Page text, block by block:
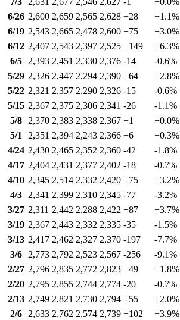
6/26 2,600 2,659 2,565 2,628 +28 +1.1%
6/19 2,543 2,665 2,478 2,600 +75 +3.0%
6/12 2,407 2,543 2,397 2,525 +149 +6.3%
6/5
2,393 2,451 2,330 2,376 -14 -0.6%
5/29 2,326 2,447 2,294 2,390 +64 +2.8%
5/22 2,321 2,357 2,290 2,326 -15 -0.6%
5/15 2,367 2,375 2,306 2,341 -26 -1.1%
5/8
2,370 2,383 2,338 2,367 +1 +0.0%
5/1
2,351 2,394 2,243 2,366 +6 +0.3%
4/24 2,430 2,465 2,352 2,360 -42 -1.8%
4/17 2,404 2,431 2,377 2,402 -18 -0.7%
4/10 2,345 2,514 2,332 2,420 +75 +3.2%
4/3
2,341 2,399 2,310 2,345 -77 -3.2%
3/27 2,311 2,442 2,288 2,422 +87 +3.7%
3/19 2,367 2,443 2,332 2,335 -35 -1.5%
3/13 2,417 2,462 2,327 2,370 -197 -7.7%
3/6
2,773 2,792 2,523 2,567 -256 -9.1%
2/27 2,796 2,835 2,772 2,823 +49 +1.8%
2/20 2,795 2,855 2,744 2,774 -20 -0.7%
2/13 2,749 2,821 2,730 2,794 +55 +2.0%
2/6
2,633 2,762 2,574 2,739 +102 +3.9%